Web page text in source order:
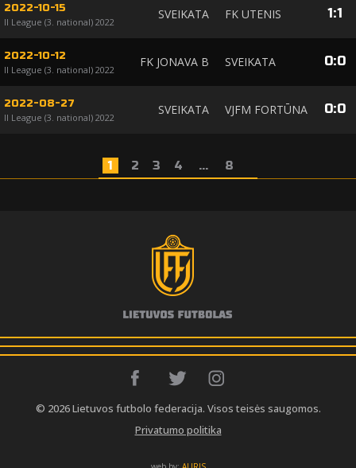
2022-10-15
II League (3. national) 2022
SVEIKATA FK UTENIS 1:1
2022-10-12
II League (3. national) 2022
FK JONAVA B SVEIKATA 0:0
2022-08-27
II League (3. national) 2022
SVEIKATA VJFM FORTŪNA 0:0
1 2 3 4 ... 8
© 2026 Lietuvos futbolo federacija. Visos teisės saugomos.
Privatumo politika